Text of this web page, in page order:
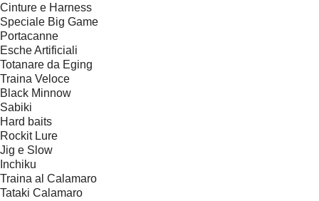
Cinture e Harness
Speciale Big Game
Portacanne
Esche Artificiali
Totanare da Eging
Traina Veloce
Black Minnow
Sabiki
Hard baits
Rockit Lure
Jig e Slow
Inchiku
Traina al Calamaro
Tataki Calamaro